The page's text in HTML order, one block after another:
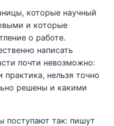
которые научный
и которые
о работе.
написать
почти невозможно:
практика, нельзя точно
решены и какими
поступают так: пишут